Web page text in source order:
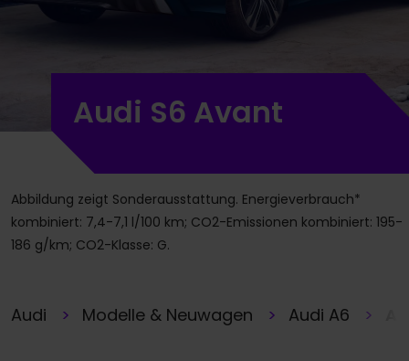
Audi S6 Avant
Abbildung zeigt Sonderausstattung. Energieverbrauch*
kombiniert: 7,4-7,1 l/100 km; CO2-Emissionen kombiniert: 195-
186 g/km; CO2-Klasse: G.
Audi Modelle & Neuwagen Audi A6